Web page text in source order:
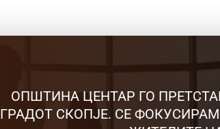
ОПШТИНА ЦЕНТАР ГО
ГРАДОТ СКОПЈЕ. СЕ